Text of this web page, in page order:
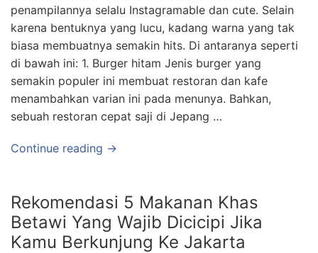
penampilannya selalu Instagramable dan cute. Selain
karena bentuknya yang lucu, kadang warna yang tak
biasa membuatnya semakin hits. Di antaranya seperti
di bawah ini: 1. Burger hitam Jenis burger yang
semakin populer ini membuat restoran dan kafe
menambahkan varian ini pada menunya. Bahkan,
sebuah restoran cepat saji di Jepang …
Continue reading →
Rekomendasi 5 Makanan Khas
Betawi Yang Wajib Dicicipi Jika
Kamu Berkunjung Ke Jakarta